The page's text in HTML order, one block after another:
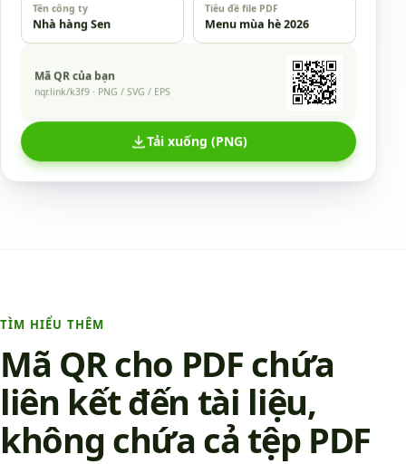
Tên công ty
Nhà hàng Sen
Tiêu đề file PDF
Menu mùa hè 2026
Mã QR của bạn
nqr.link/k3f9 · PNG / SVG / EPS
Tải xuống (PNG)
TÌM HIỂU THÊM
Mã QR cho PDF chứa
liên kết đến tài liệu,
không chứa cả tệp PDF